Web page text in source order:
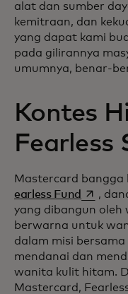
alat dan sumber
kemitraan, dan
yang dapat kami
pada gilirannya
umumnya, benar-
Kontes
Fearless
Mastercard
earless Fund
opens
,
yang dibangun oleh
berwarna untuk
dalam misi
mendanai dan
wanita kulit hitam.
Mastercard,